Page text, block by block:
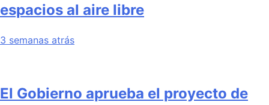
espacios al aire libre
3 semanas atrás
El Gobierno aprueba el proyecto de